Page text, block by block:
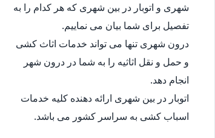
شهری و اتوبار در بین شهری که هر کدام را به
تفصیل برای شما بیان می نماییم.
درون شهری تنها می تواند خدمات اثاث کشی
و حمل و نقل اثاثیه را به شما در درون شهر
انجام دهد.
اتوبار در بین شهری ارائه دهنده کلیه خدمات
اسباب کشی به سراسر کشور می باشد.